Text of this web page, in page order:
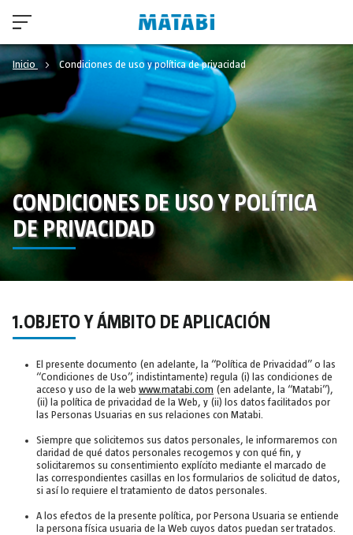
Inicio Condiciones de uso y política de privacidad
CONDICIONES DE USO Y POLÍTICA
DE PRIVACIDAD
1.OBJETO Y ÁMBITO DE APLICACIÓN
El presente documento (en adelante, la “Política de Privacidad” o las
“Condiciones de Uso”, indistintamente) regula (i) las condiciones de
acceso y uso de la web www.matabi.com (en adelante, la “Matabi”),
(ii) la política de privacidad de la Web, y (ii) los datos facilitados por
las Personas Usuarias en sus relaciones con Matabi.
Siempre que solicitemos sus datos personales, le informaremos con
claridad de qué datos personales recogemos y con qué fin, y
solicitaremos su consentimiento explícito mediante el marcado de
las correspondientes casillas en los formularios de solicitud de datos,
si así lo requiere el tratamiento de datos personales.
A los efectos de la presente política, por Persona Usuaria se entiende
la persona física usuaria de la Web cuyos datos puedan ser tratados.